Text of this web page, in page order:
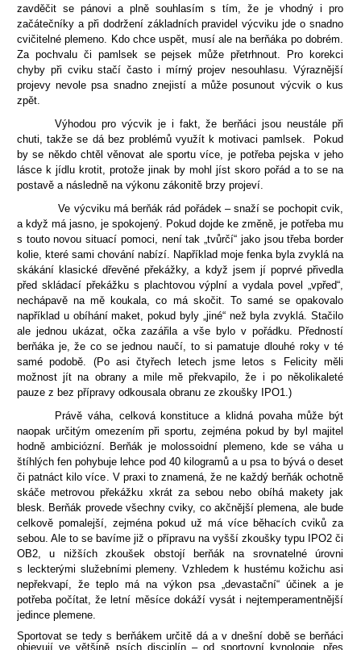
zavděčit se pánovi a plně souhlasím s tím, že je vhodný i pro
začátečníky a při dodržení základních pravidel výcviku jde o snadno
cvičitelné plemeno. Kdo chce uspět, musí ale na berňáka po dobrém.
Za pochvalu či pamlsek se pejsek může přetrhnout. Pro korekci
chyby při cviku stačí často i mírný projev nesouhlasu. Výraznější
projevy nevole psa snadno znejistí a může posunout výcvik o kus
zpět.
Výhodou pro výcvik je i fakt, že berňáci jsou neustále při
chuti, takže se dá bez problémů využít k motivaci pamlsek. Pokud
by se někdo chtěl věnovat ale sportu více, je potřeba pejska v jeho
lásce k jídlu krotit, protože jinak by mohl jíst skoro pořád a to se na
postavě a následně na výkonu zákonitě brzy projeví.
Ve výcviku má berňák rád pořádek – snaží se pochopit cvik,
a když má jasno, je spokojený. Pokud dojde ke změně, je potřeba mu
s touto novou situací pomoci, není tak „tvůrčí“ jako jsou třeba border
kolie, které sami chování nabízí. Například moje fenka byla zvyklá na
skákání klasické dřevěné překážky, a když jsem jí poprvé přivedla
před skládací překážku s plachtovou výplní a vydala povel „vpřed“,
nechápavě na mě koukala, co má skočit. To samé se opakovalo
například u obíhání maket, pokud byly „jiné“ než byla zvyklá. Stačilo
ale jednou ukázat, očka zazářila a vše bylo v pořádku. Předností
berňáka je, že co se jednou naučí, to si pamatuje dlouhé roky v té
samé podobě. (Po asi čtyřech letech jsme letos s Felicity měli
možnost jít na obrany a mile mě překvapilo, že i po několikaleté
pauze z bez přípravy odkousala obranu ze zkoušky IPO1.)
Právě váha, celková konstituce a klidná povaha může být
naopak určitým omezením při sportu, zejména pokud by byl majitel
hodně ambiciózní. Berňák je molossoidní plemeno, kde se váha u
štíhlých fen pohybuje lehce pod 40 kilogramů a u psa to bývá o deset
či patnáct kilo více. V praxi to znamená, že ne každý berňák ochotně
skáče metrovou překážku xkrát za sebou nebo obíhá makety jak
blesk. Berňák provede všechny cviky, co akčnější plemena, ale bude
celkově pomalejší, zejména pokud už má více běhacích cviků za
sebou. Ale to se bavíme již o přípravu na vyšší zkoušky typu IPO2 či
OB2, u nižších zkoušek obstojí berňák na srovnatelné úrovni
s leckterými služebními plemeny. Vzhledem k hustému kožichu asi
nepřekvapí, že teplo má na výkon psa „devastační“ účinek a je
potřeba počítat, že letní měsíce dokáží vysát i nejtemperamentnější
jedince plemene.
Sportovat se tedy s berňákem určitě dá a v dnešní době se berňáci
objevují ve většině psích disciplín – od sportovní kynologie, přes